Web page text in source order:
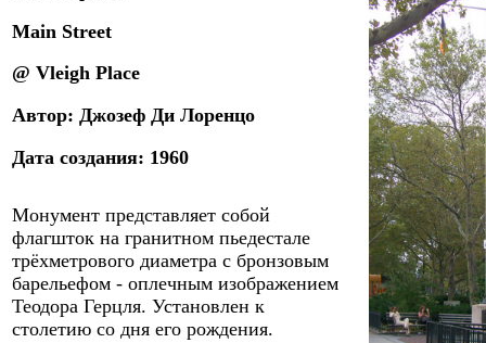
Main Street
@ Vleigh Place
Автор: Джозеф Ди Лоренцо
Дата создания: 1960
Монумент представляет собой
флагшток на гранитном пьедестале
трёхметрового диаметра с бронзовым
барельефом - оплечным изображением
Теодора Герцля. Установлен к
столетию со дня его рождения.